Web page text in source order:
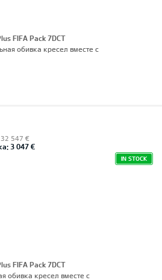
FIFA Pack 7DCT
обивка кресел вместе с
547 €
3 047 €
IN STOCK
FIFA Pack 7DCT
обивка кресел вместе с